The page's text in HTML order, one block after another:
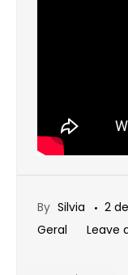
By Silvia 2
Geral
Leave